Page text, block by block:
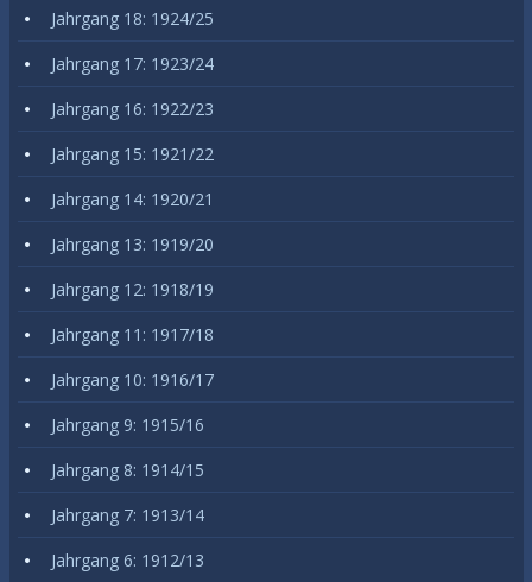
Jahrgang 18: 1924/25
Jahrgang 17: 1923/24
Jahrgang 16: 1922/23
Jahrgang 15: 1921/22
Jahrgang 14: 1920/21
Jahrgang 13: 1919/20
Jahrgang 12: 1918/19
Jahrgang 11: 1917/18
Jahrgang 10: 1916/17
Jahrgang 9: 1915/16
Jahrgang 8: 1914/15
Jahrgang 7: 1913/14
Jahrgang 6: 1912/13